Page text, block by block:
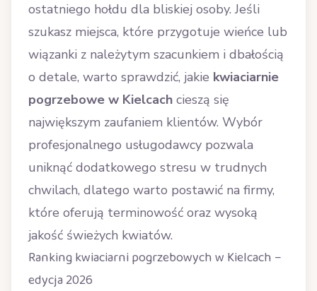
ostatniego hołdu dla bliskiej osoby. Jeśli
szukasz miejsca, które przygotuje wieńce lub
wiązanki z należytym szacunkiem i dbałością
o detale, warto sprawdzić, jakie kwiaciarnie
pogrzebowe w Kielcach cieszą się
największym zaufaniem klientów. Wybór
profesjonalnego usługodawcy pozwala
uniknąć dodatkowego stresu w trudnych
chwilach, dlatego warto postawić na firmy,
które oferują terminowość oraz wysoką
jakość świeżych kwiatów.
Ranking kwiaciarni pogrzebowych w Kielcach –
edycja 2026